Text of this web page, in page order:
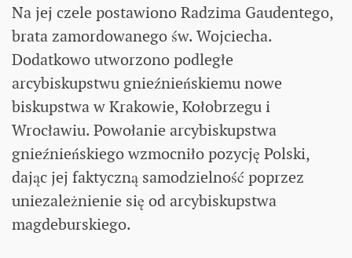
Na jej czele postawiono Radzima Gaudentego,
brata zamordowanego św. Wojciecha.
Dodatkowo utworzono podległe
arcybiskupstwu gnieźnieńskiemu nowe
biskupstwa w Krakowie, Kołobrzegu i
Wrocławiu. Powołanie arcybiskupstwa
gnieźnieńskiego wzmocniło pozycję Polski,
dając jej faktyczną samodzielność poprzez
uniezależnienie się od arcybiskupstwa
magdeburskiego.